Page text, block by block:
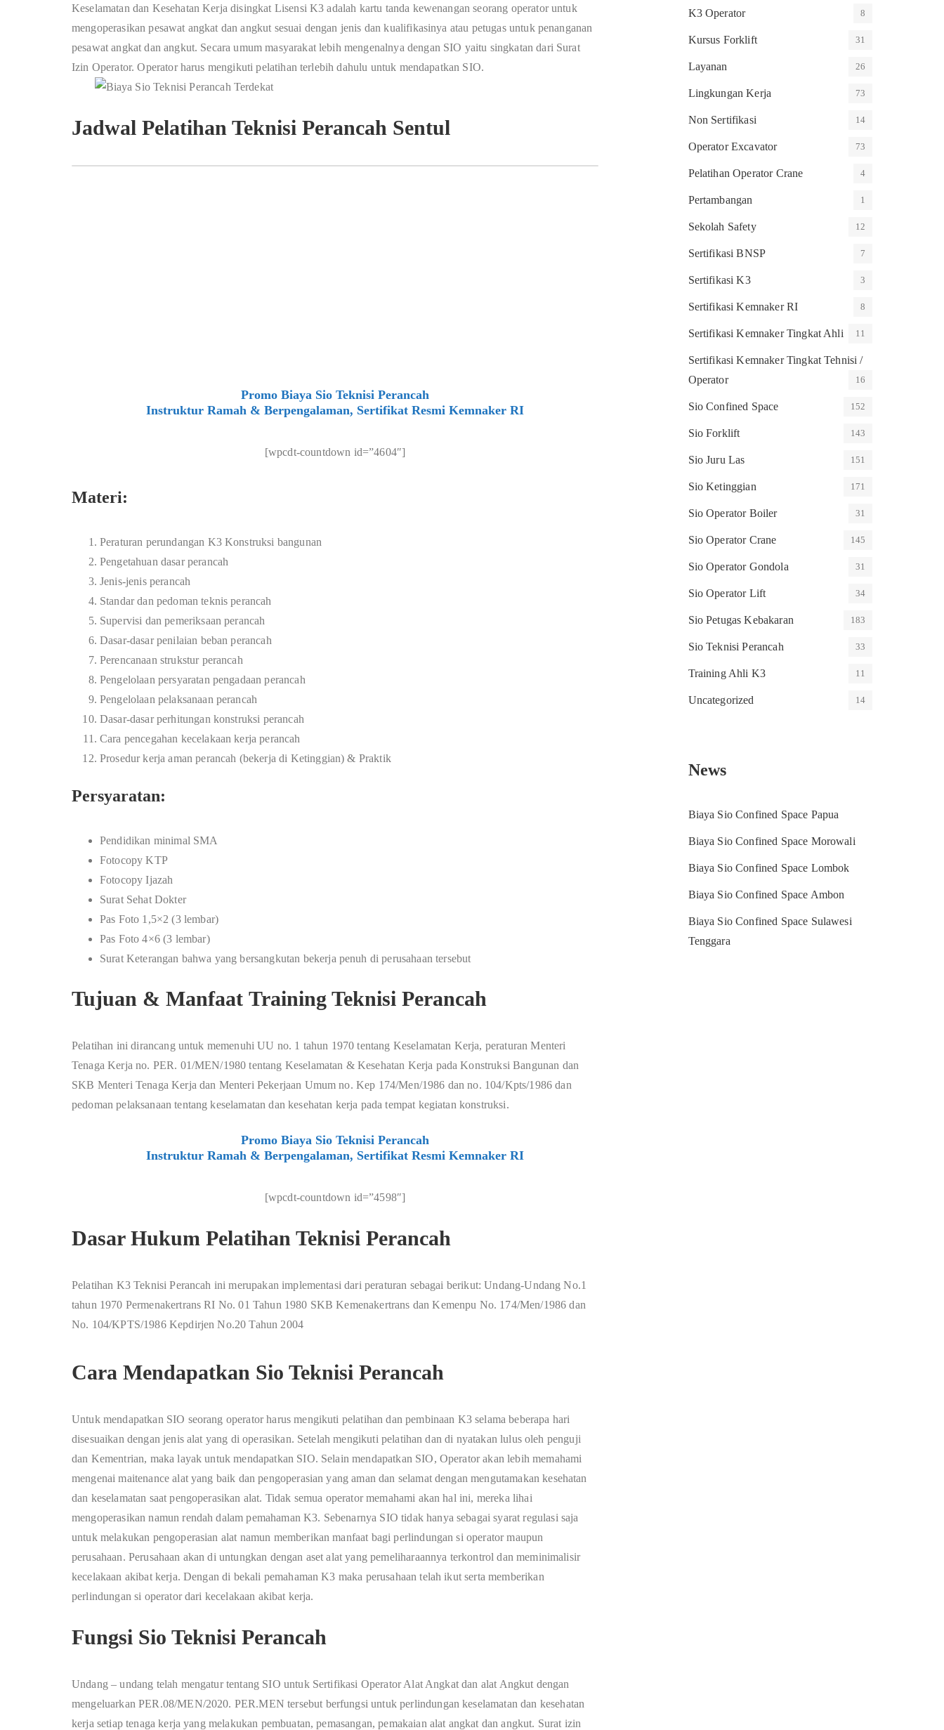
Keselamatan dan Kesehatan Kerja disingkat Lisensi K3 adalah kartu tanda kewenangan seorang operator untuk
mengoperasikan pesawat angkat dan angkut sesuai dengan jenis dan kualifikasinya atau petugas untuk penanganan
pesawat angkat dan angkut. Secara umum masyarakat lebih mengenalnya dengan SIO yaitu singkatan dari Surat
Izin Operator. Operator harus mengikuti pelatihan terlebih dahulu untuk mendapatkan SIO.
Jadwal Pelatihan Teknisi Perancah Sentul
Promo Biaya Sio Teknisi Perancah
Instruktur Ramah & Berpengalaman, Sertifikat Resmi Kemnaker RI
[wpcdt-countdown id=”4604″]
Materi:
Peraturan perundangan K3 Konstruksi bangunan
Pengetahuan dasar perancah
Jenis-jenis perancah
Standar dan pedoman teknis perancah
Supervisi dan pemeriksaan perancah
Dasar-dasar penilaian beban perancah
Perencanaan strukstur perancah
Pengelolaan persyaratan pengadaan perancah
Pengelolaan pelaksanaan perancah
Dasar-dasar perhitungan konstruksi perancah
Cara pencegahan kecelakaan kerja perancah
Prosedur kerja aman perancah (bekerja di Ketinggian) & Praktik
Persyaratan:
Pendidikan minimal SMA
Fotocopy KTP
Fotocopy Ijazah
Surat Sehat Dokter
Pas Foto 1,5×2 (3 lembar)
Pas Foto 4×6 (3 lembar)
Surat Keterangan bahwa yang bersangkutan bekerja penuh di perusahaan tersebut
Tujuan & Manfaat Training Teknisi Perancah
Pelatihan ini dirancang untuk memenuhi UU no. 1 tahun 1970 tentang Keselamatan Kerja, peraturan Menteri
Tenaga Kerja no. PER. 01/MEN/1980 tentang Keselamatan & Kesehatan Kerja pada Konstruksi Bangunan dan
SKB Menteri Tenaga Kerja dan Menteri Pekerjaan Umum no. Kep 174/Men/1986 dan no. 104/Kpts/1986 dan
pedoman pelaksanaan tentang keselamatan dan kesehatan kerja pada tempat kegiatan konstruksi.
Promo Biaya Sio Teknisi Perancah
Instruktur Ramah & Berpengalaman, Sertifikat Resmi Kemnaker RI
[wpcdt-countdown id=”4598″]
Dasar Hukum Pelatihan Teknisi Perancah
Pelatihan K3 Teknisi Perancah ini merupakan implementasi dari peraturan sebagai berikut: Undang-Undang No.1
tahun 1970 Permenakertrans RI No. 01 Tahun 1980 SKB Kemenakertrans dan Kemenpu No. 174/Men/1986 dan
No. 104/KPTS/1986 Kepdirjen No.20 Tahun 2004
Cara Mendapatkan Sio Teknisi Perancah
Untuk mendapatkan SIO seorang operator harus mengikuti pelatihan dan pembinaan K3 selama beberapa hari
disesuaikan dengan jenis alat yang di operasikan. Setelah mengikuti pelatihan dan di nyatakan lulus oleh penguji
dan Kementrian, maka layak untuk mendapatkan SIO. Selain mendapatkan SIO, Operator akan lebih memahami
mengenai maitenance alat yang baik dan pengoperasian yang aman dan selamat dengan mengutamakan kesehatan
dan keselamatan saat pengoperasikan alat. Tidak semua operator memahami akan hal ini, mereka lihai
mengoperasikan namun rendah dalam pemahaman K3. Sebenarnya SIO tidak hanya sebagai syarat regulasi saja
untuk melakukan pengoperasian alat namun memberikan manfaat bagi perlindungan si operator maupun
perusahaan. Perusahaan akan di untungkan dengan aset alat yang pemeliharaannya terkontrol dan meminimalisir
kecelakaan akibat kerja. Dengan di bekali pemahaman K3 maka perusahaan telah ikut serta memberikan
perlindungan si operator dari kecelakaan akibat kerja.
Fungsi Sio Teknisi Perancah
Undang – undang telah mengatur tentang SIO untuk Sertifikasi Operator Alat Angkat dan alat Angkut dengan
mengeluarkan PER.08/MEN/2020. PER.MEN tersebut berfungsi untuk perlindungan keselamatan dan kesehatan
kerja setiap tenaga kerja yang melakukan pembuatan, pemasangan, pemakaian alat angkat dan angkut. Surat izin
K3 Operator 8
Kursus Forklift 31
Layanan 26
Lingkungan Kerja 73
Non Sertifikasi 14
Operator Excavator 73
Pelatihan Operator Crane 4
Pertambangan 1
Sekolah Safety 12
Sertifikasi BNSP 7
Sertifikasi K3 3
Sertifikasi Kemnaker RI 8
Sertifikasi Kemnaker Tingkat Ahli 11
Sertifikasi Kemnaker Tingkat Tehnisi /
Operator
16
Sio Confined Space 152
Sio Forklift 143
Sio Juru Las 151
Sio Ketinggian 171
Sio Operator Boiler 31
Sio Operator Crane 145
Sio Operator Gondola 31
Sio Operator Lift 34
Sio Petugas Kebakaran 183
Sio Teknisi Perancah 33
Training Ahli K3 11
Uncategorized 14
News
Biaya Sio Confined Space Papua
Biaya Sio Confined Space Morowali
Biaya Sio Confined Space Lombok
Biaya Sio Confined Space Ambon
Biaya Sio Confined Space Sulawesi
Tenggara